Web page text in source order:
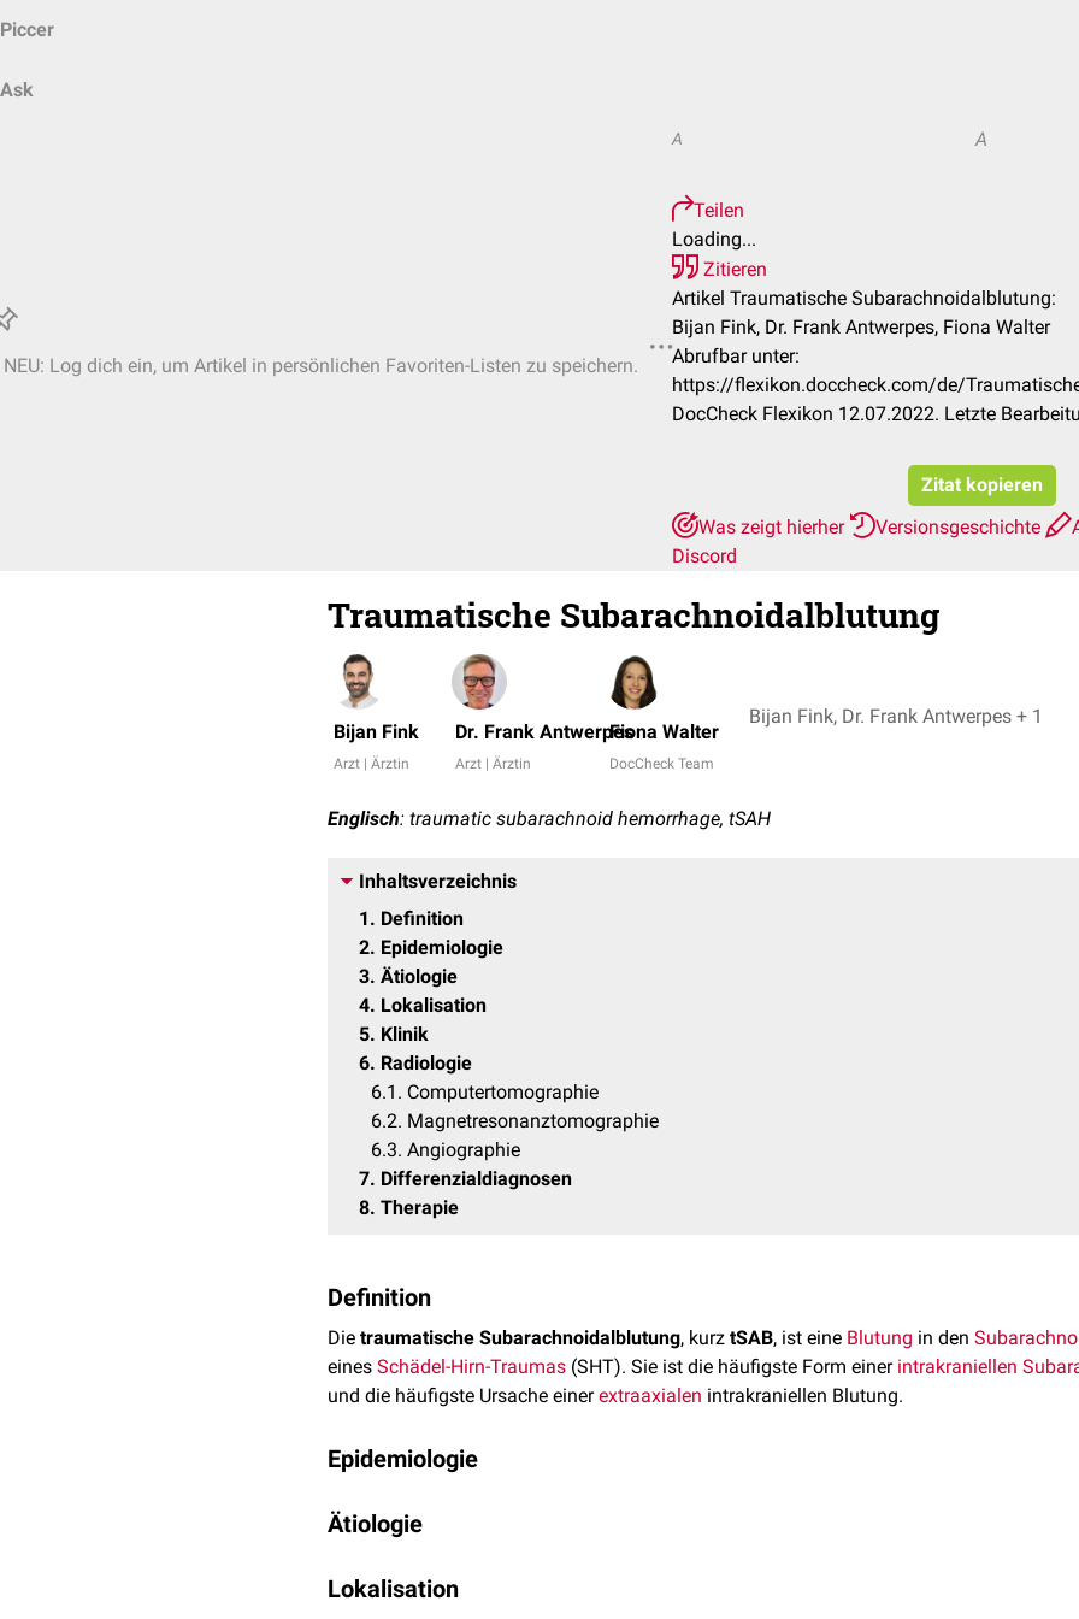
Piccer
Ask
NEU: Log dich ein, um Artikel in persönlichen Favoriten-Listen zu speichern.
A A
Teilen
Loading...
Zitieren
Artikel Traumatische Subarachnoidalblutung:
Bijan Fink, Dr. Frank Antwerpes, Fiona Walter
Abrufbar unter:
https://flexikon.doccheck.com/de/
DocCheck Flexikon 12.07.2022. Letzte
Zitat kopieren
Was zeigt hierher
Versionsgeschichte
Discord
Traumatische Subarachnoidalblutung
Bijan Fink
Arzt | Ärztin
Dr. Frank Antwerpes
Arzt | Ärztin
Fiona Walter
DocCheck Team
Bijan Fink, Dr. Frank Antwerpes + 1
Englisch: traumatic subarachnoid hemorrhage, tSAH
Inhaltsverzeichnis
1
Definition
2 Epidemiologie
3 Ätiologie
4 Lokalisation
5 Klinik
6 Radiologie
6.1
Computertomographie
6.2 Magnetresonanztomographie
6.3 Angiographie
7 Differenzialdiagnosen
8 Therapie
Definition
Die traumatische Subarachnoidalblutung, kurz tSAB, ist eine Blutung in den
eines Schädel-Hirn-Traumas (SHT). Sie ist die häufigste Form einer intrakraniellen
und die häufigste Ursache einerextraaxialen intrakraniellen Blutung.
Epidemiologie
den meisten Fällen von anderen Verletzungen wie
Ätiologie
undLazerationen
Lokalisation